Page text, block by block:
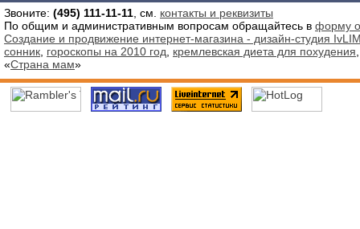
Звоните: (495) 111-11-11 , см. контакты и реквизиты
По общим и административным вопросам обращайтесь в форму
Создание и продвижение интернет-магазина - дизайн-студия
сонник гороскопы на 2010 год кремлевская диета для похудения
«Страна мам»